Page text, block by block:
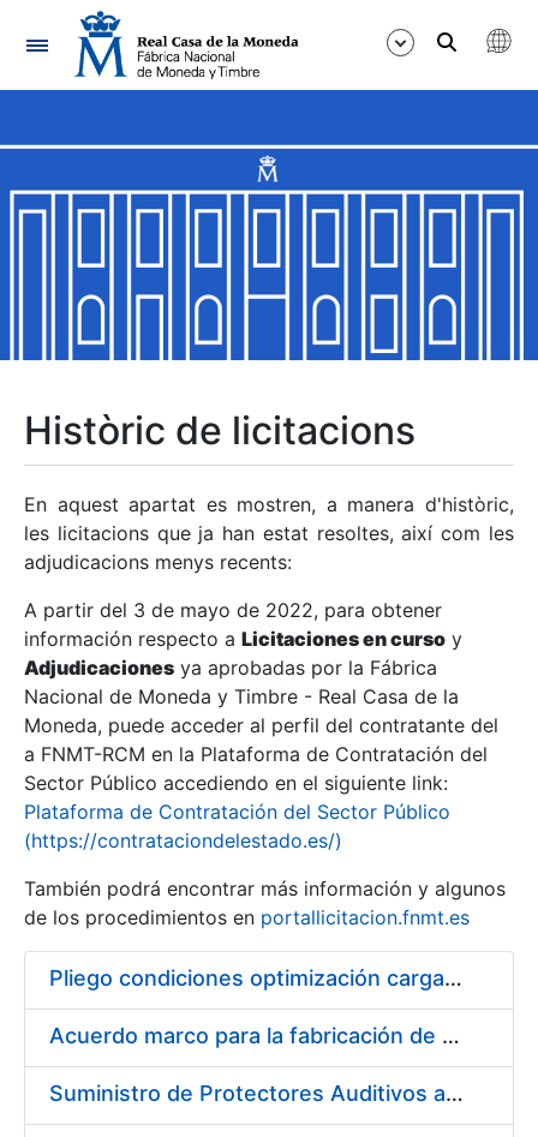
Navegació
Mostra/Amaga
Mostra/Amaga
Mostra/Amaga
Mostra/Amaga
Mostra/Amaga
Mostra/Amaga
Històric de licitacions
En aquest apartat es mostren, a manera d'històric,
les licitacions que ja han estat resoltes, així com les
adjudicacions menys recents:
A partir del 3 de mayo de 2022, para obtener
información respecto a Licitaciones en curso y
Adjudicaciones ya aprobadas por la Fábrica
Nacional de Moneda y Timbre - Real Casa de la
Moneda, puede acceder al perfil del contratante del
a FNMT-RCM en la Plataforma de Contratación del
Sector Público accediendo en el siguiente link:
Plataforma de Contratación del Sector Público
(https://contrataciondelestado.es/)
También podrá encontrar más información y algunos
de los procedimientos en portallicitacion.fnmt.es
Pliego condiciones optimización cargas compras firmado
Acuerdo marco para la fabricación de piezas
Suministro de Protectores Auditivos a medida para las personas trabajadoras de los Centros de Trabajo de Madrid y Burgos